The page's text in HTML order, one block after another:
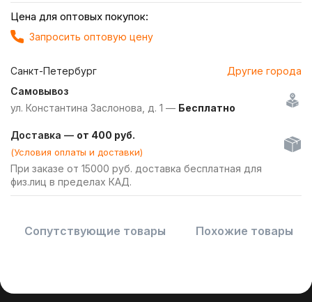
Цена для оптовых покупок:
Запросить оптовую цену
Санкт-Петербург
Другие города
Самовывоз
ул. Константина Заслонова, д. 1 — Бесплатно
Доставка — от 400 руб.
(Условия оплаты и доставки)
При заказе от 15000 руб. доставка бесплатная для
физ.лиц в пределах КАД.
Сопутствующие товары Похожие товары